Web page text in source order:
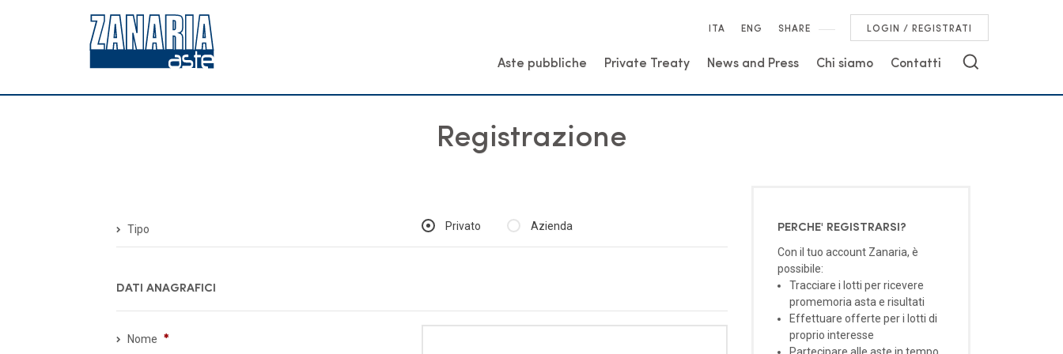
ITA ENG SHARE LOGIN / REGISTRATI
Aste pubbliche Private Treaty News and Press Chi siamo Contatti
Registrazione
Tipo Privato Azienda
DATI ANAGRAFICI
Nome
PERCHE' REGISTRARSI?
Con il tuo account Zanaria, è
possibile:
Tracciare i lotti per ricevere
promemoria asta e risultati
Effettuare offerte per i lotti di
proprio interesse